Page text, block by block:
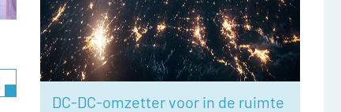
DC-DC-omzetter voor in de ruimte